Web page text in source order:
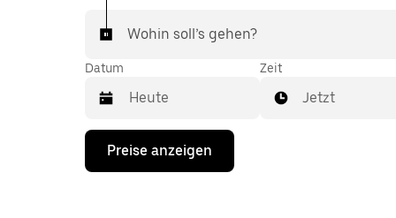
Wohin soll’s gehen?
Datum
Drücke
Nach-
Zeit
Jetzt
Preise anzeigen